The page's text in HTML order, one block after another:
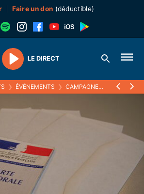
Faire un don (déductible)
Play
LE DIRECT
❯ ÉVÉNEMENTS ❯ CAMPAGNES ÉLECTORALES